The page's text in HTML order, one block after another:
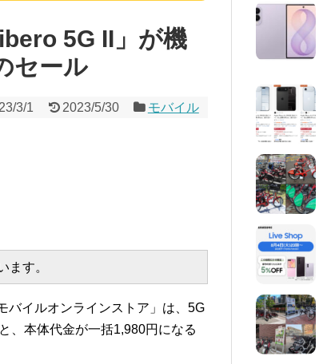
5G II」が機
セール
3/1 2023/5/30 モバイル
す。
バイルオンラインストア」は、5G
、本体代金が一括1,980円になる